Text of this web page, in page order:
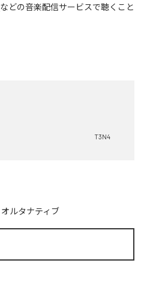
などの音楽配信サービスで聴くこと
T3N4
オルタナティブ